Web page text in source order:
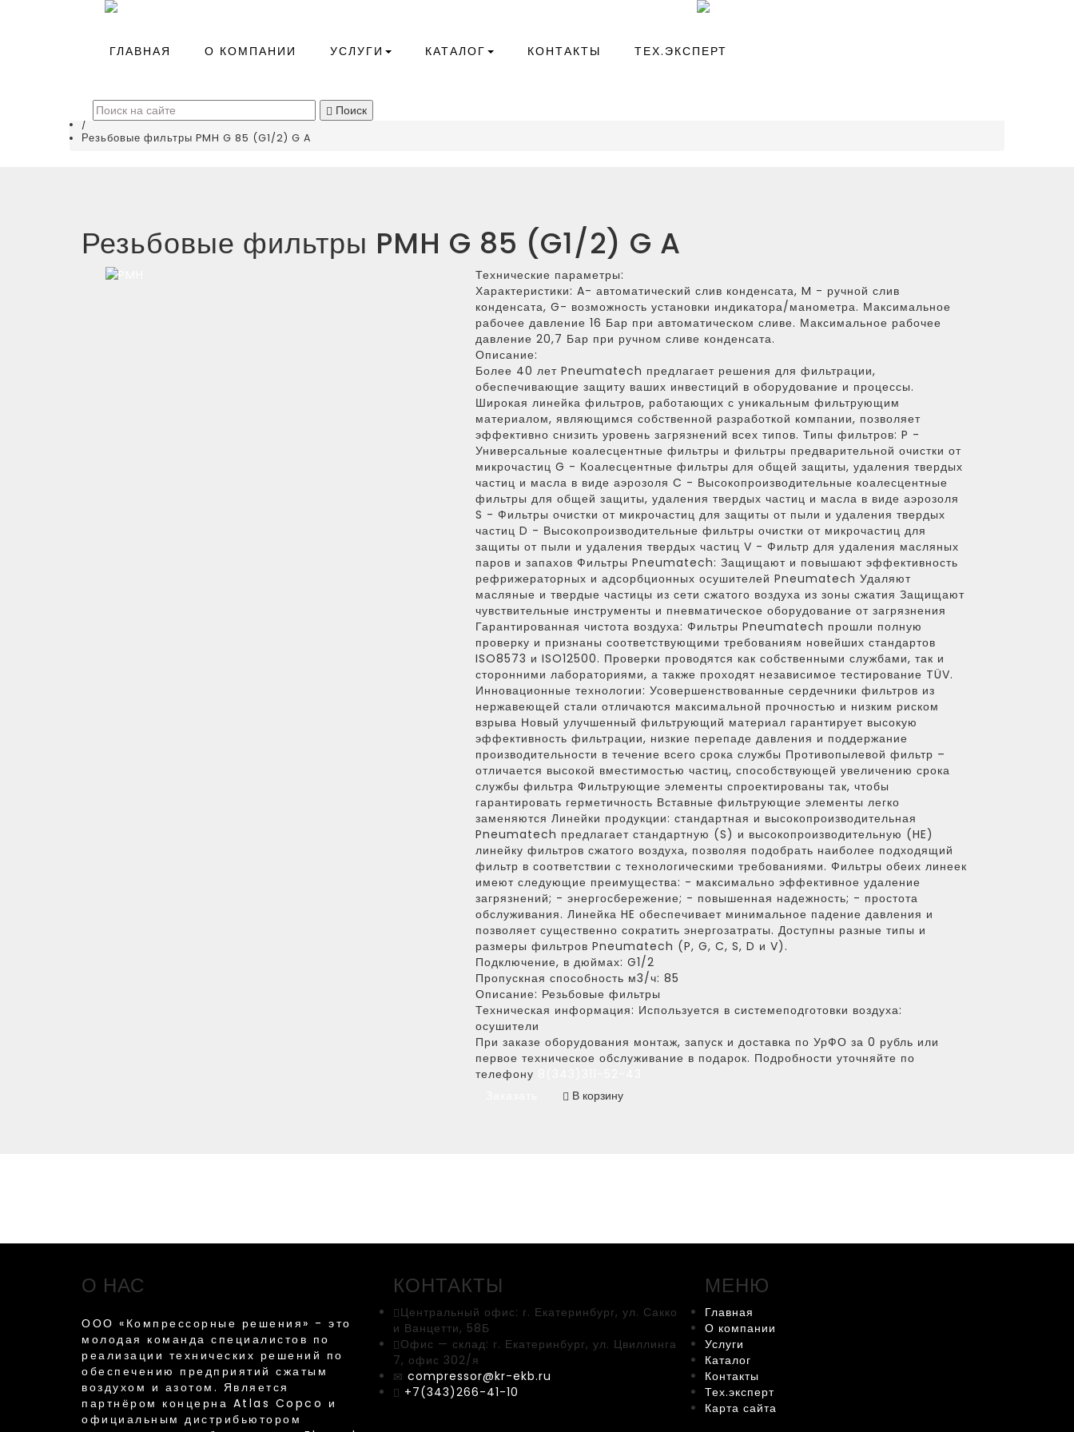
ГЛАВНАЯ
О КОМПАНИИ УСЛУГИ КАТАЛОГ КОНТАКТЫ ТЕХ.ЭКСПЕРТ
Поиск
Каталог
Фильтры сжатого воздуха
/
Резьбовые фильтры PMH G 85 (G1/2) G A
Резьбовые фильтры PMH G 85 (G1/2) G A
Технические параметры:
Характеристики: A- автоматический слив конденсата, M - ручной слив
конденсата, G- возможность установки индикатора/манометра. Максимальное
рабочее давление 16 Бар при автоматическом сливе. Максимальное рабочее
давление 20,7 Бар при ручном сливе конденсата.
Описание:
Более 40 лет Pneumatech предлагает решения для фильтрации,
обеспечивающие защиту ваших инвестиций в оборудование и процессы.
Широкая линейка фильтров, работающих с уникальным фильтрующим
материалом, являющимся собственной разработкой компании, позволяет
эффективно снизить уровень загрязнений всех типов. Типы фильтров: P -
Универсальные коалесцентные фильтры и фильтры предварительной очистки от
микрочастиц G - Коалесцентные фильтры для общей защиты, удаления твердых
частиц и масла в виде аэрозоля C - Высокопроизводительные коалесцентные
фильтры для общей защиты, удаления твердых частиц и масла в виде аэрозоля
S - Фильтры очистки от микрочастиц для защиты от пыли и удаления твердых
частиц D - Высокопроизводительные фильтры очистки от микрочастиц для
защиты от пыли и удаления твердых частиц V - Фильтр для удаления масляных
паров и запахов Фильтры Pneumatech: Защищают и повышают эффективность
рефрижераторных и адсорбционных осушителей Pneumatech Удаляют
масляные и твердые частицы из сети сжатого воздуха из зоны сжатия Защищают
чувствительные инструменты и пневматическое оборудование от загрязнения
Гарантированная чистота воздуха: Фильтры Pneumatech прошли полную
проверку и признаны соответствующими требованиям новейших стандартов
ISO8573 и ISO12500. Проверки проводятся как собственными службами, так и
сторонними лабораториями, а также проходят независимое тестирование TÜV.
Инновационные технологии: Усовершенствованные сердечники фильтров из
нержавеющей стали отличаются максимальной прочностью и низким риском
взрыва Новый улучшенный фильтрующий материал гарантирует высокую
эффективность фильтрации, низкие перепаде давления и поддержание
производительности в течение всего срока службы Противопылевой фильтр –
отличается высокой вместимостью частиц, способствующей увеличению срока
службы фильтра Фильтрующие элементы спроектированы так, чтобы
гарантировать герметичность Вставные фильтрующие элементы легко
заменяются Линейки продукции: стандартная и высокопроизводительная
Pneumatech предлагает стандартную (S) и высокопроизводительную (HE)
линейку фильтров сжатого воздуха, позволяя подобрать наиболее подходящий
фильтр в соответствии с технологическими требованиями. Фильтры обеих линеек
имеют следующие преимущества: - максимально эффективное удаление
загрязнений; - энергосбережение; - повышенная надежность; - простота
обслуживания. Линейка HE обеспечивает минимальное падение давления и
позволяет существенно сократить энергозатраты. Доступны разные типы и
размеры фильтров Pneumatech (P, G, C, S, D и V).
Подключение, в дюймах: G1/2
Пропускная способность м3/ч: 85
Описание: Резьбовые фильтры
Техническая информация: Используется в системеподготовки воздуха:
осушители
При заказе оборудования монтаж, запуск и доставка по УрФО за 0 рубль или
первое техническое обслуживание в подарок. Подробности уточняйте по
телефону
В корзину
О НАС
ООО «Компрессорные решения» - это
молодая команда специалистов по
реализации технических решений по
обеспечению предприятий сжатым
воздухом и азотом. Является
партнёром концерна Atlas Copco и
официальным дистрибьютором
КОНТАКТЫ
Центральный офис: г. Екатеринбург, ул. Сакко
и Ванцетти, 58Б
Офис — склад: г. Екатеринбург, ул. Цвиллинга
7, офис 302/я
compressor@kr-ekb.ru
+7(343)266-41-10
МЕНЮ
Главная
О компании
Услуги
Каталог
Контакты
Тех.эксперт
Карта сайта